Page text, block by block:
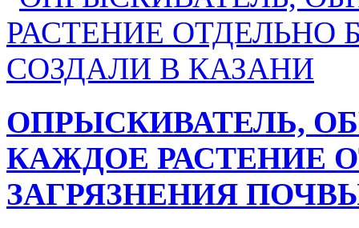
ОПРЫСКИВАТЕЛЬ,
КАЖДОЕ РАСТЕНИЕ
ЗАГРЯЗНЕНИЯ